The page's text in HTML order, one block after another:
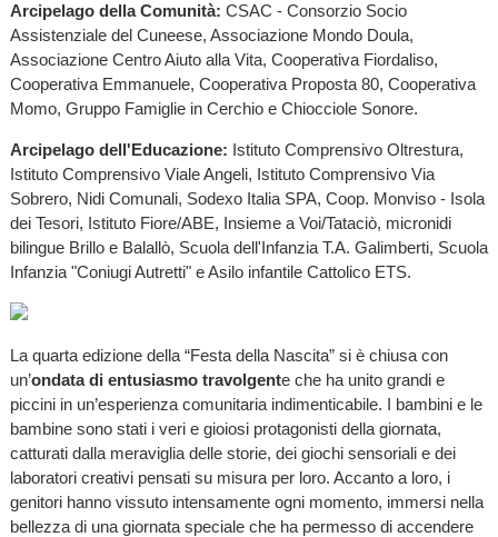
Arcipelago della Comunità: CSAC - Consorzio Socio
Assistenziale del Cuneese, Associazione Mondo Doula,
Associazione Centro Aiuto alla Vita, Cooperativa Fiordaliso,
Cooperativa Emmanuele, Cooperativa Proposta 80, Cooperativa
Momo, Gruppo Famiglie in Cerchio e Chiocciole Sonore.
Arcipelago dell'Educazione: Istituto Comprensivo Oltrestura,
Istituto Comprensivo Viale Angeli, Istituto Comprensivo Via
Sobrero, Nidi Comunali, Sodexo Italia SPA, Coop. Monviso - Isola
dei Tesori, Istituto Fiore/ABE, Insieme a Voi/Tataciò, micronidi
bilingue Brillo e Balallò, Scuola dell'Infanzia T.A. Galimberti, Scuola
Infanzia "Coniugi Autretti" e Asilo infantile Cattolico ETS.
La quarta edizione della “Festa della Nascita” si è chiusa con
un’ondata di entusiasmo travolgente che ha unito grandi e
piccini in un’esperienza comunitaria indimenticabile. I bambini e le
bambine sono stati i veri e gioiosi protagonisti della giornata,
catturati dalla meraviglia delle storie, dei giochi sensoriali e dei
laboratori creativi pensati su misura per loro. Accanto a loro, i
genitori hanno vissuto intensamente ogni momento, immersi nella
bellezza di una giornata speciale che ha permesso di accendere